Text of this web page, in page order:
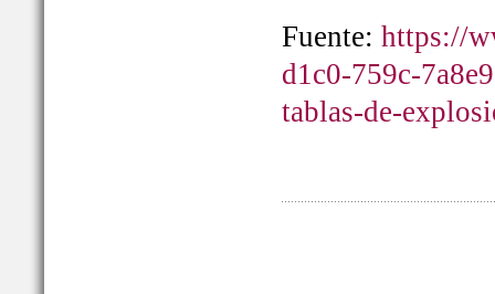
Fuente: https://
d1c0-759c-
tablas-de-